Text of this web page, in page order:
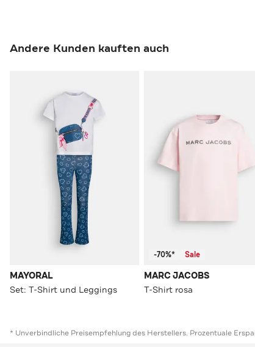
Andere Kunden kauften auch
MAYORAL
Set: T-Shirt und Leggings
-70%* Sale
MARC JACOBS
T-Shirt rosa
* Unverbindliche Preisempfehlung des Herstellers. Prozentuale